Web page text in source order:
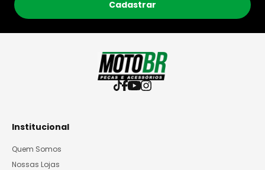
Cadastrar
Institucional
Quem Somos
Nossas Lojas